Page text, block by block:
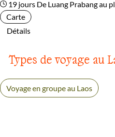
19 jours De Luang Prabang au
Carte
Détails
Types de voyage au
Voyage en groupe au Laos